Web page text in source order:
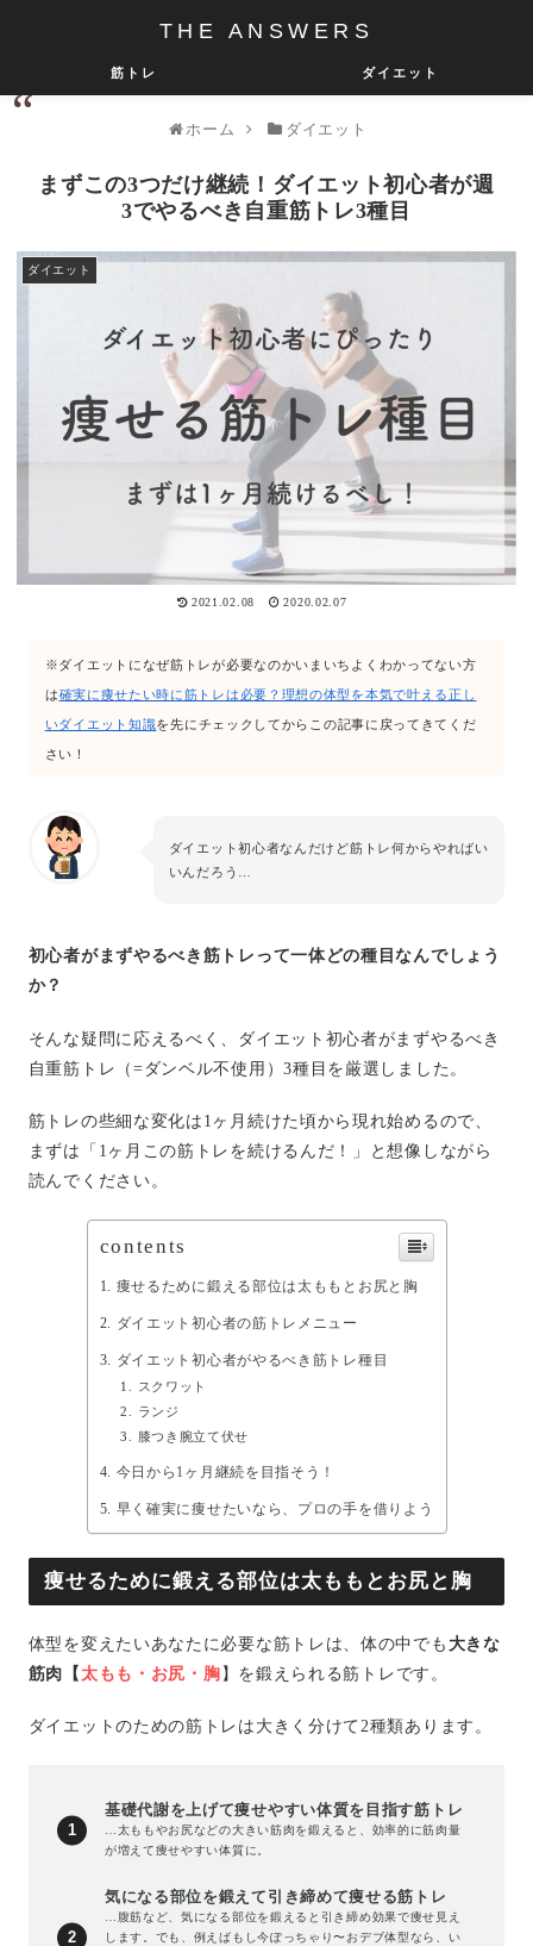
THE ANSWERS
筋トレ ダイエット
ホーム ダイエット
まずこの3つだけ継続！ダイエット初心者が週
3でやるべき自重筋トレ3種目
ダイエット
2021.02.08 2020.02.07
※ダイエットになぜ筋トレが必要なのかいまいちよくわかってない方
は確実に痩せたい時に筋トレは必要？理想の体型を本気で叶える正し
いダイエット知識を先にチェックしてからこの記事に戻ってきてくだ
さい！
ダイエット初心者なんだけど筋トレ何からやればい
いんだろう…
初心者がまずやるべき筋トレって一体どの種目なんでしょう
か？
そんな疑問に応えるべく、ダイエット初心者がまずやるべき
自重筋トレ（=ダンベル不使用）3種目を厳選しました。
筋トレの些細な変化は1ヶ月続けた頃から現れ始めるので、
まずは「1ヶ月この筋トレを続けるんだ！」と想像しながら
読んでください。
contents
痩せるために鍛える部位は太ももとお尻と胸
ダイエット初心者の筋トレメニュー
ダイエット初心者がやるべき筋トレ種目
スクワット
ランジ
膝つき腕立て伏せ
今日から1ヶ月継続を目指そう！
早く確実に痩せたいなら、プロの手を借りよう
痩せるために鍛える部位は太ももとお尻と胸
体型を変えたいあなたに必要な筋トレは、体の中でも 大きな
筋肉【 太もも・お尻・胸 】を鍛えられる筋トレです。
ダイエットのための筋トレは大きく分けて2種類あります。
基礎代謝を上げて痩せやすい体質を目指す筋トレ
…太ももやお尻などの大きい筋肉を鍛えると、効率的に筋肉量
が増えて痩せやすい体質に。
気になる部位を鍛えて引き締めて痩せる筋トレ
…腹筋など、気になる部位を鍛えると引き締め効果で痩せ見え
します。でも、例えばもし今ぽっちゃり〜おデブ体型なら、い